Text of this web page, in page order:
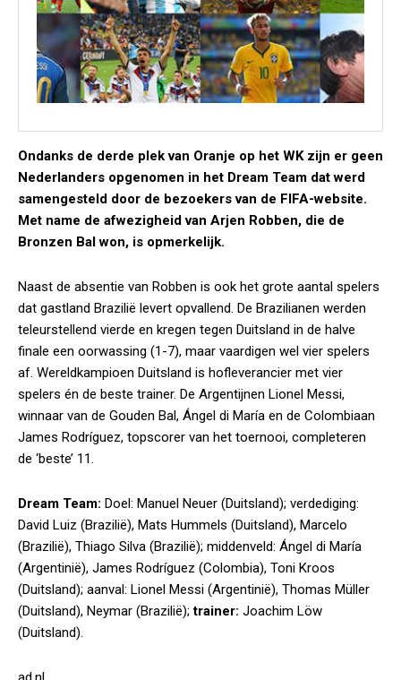
Ondanks de derde plek van Oranje op het WK zijn er geen
Nederlanders opgenomen in het Dream Team dat werd
samengesteld door de bezoekers van de FIFA-website.
Met name de afwezigheid van Arjen Robben, die de
Bronzen Bal won, is opmerkelijk.
Naast de absentie van Robben is ook het grote aantal spelers
dat gastland Brazilië levert opvallend. De Brazilianen werden
teleurstellend vierde en kregen tegen Duitsland in de halve
finale een oorwassing (1-7), maar vaardigen wel vier spelers
af. Wereldkampioen Duitsland is hofleverancier met vier
spelers én de beste trainer. De Argentijnen Lionel Messi,
winnaar van de Gouden Bal, Ángel di María en de Colombiaan
James Rodríguez, topscorer van het toernooi, completeren
de ‘beste’ 11.
Dream Team: Doel: Manuel Neuer (Duitsland); verdediging:
David Luiz (Brazilië), Mats Hummels (Duitsland), Marcelo
(Brazilië), Thiago Silva (Brazilië); middenveld: Ángel di María
(Argentinië), James Rodríguez (Colombia), Toni Kroos
(Duitsland); aanval: Lionel Messi (Argentinië), Thomas Müller
(Duitsland), Neymar (Brazilië);trainer: Joachim Löw
(Duitsland).